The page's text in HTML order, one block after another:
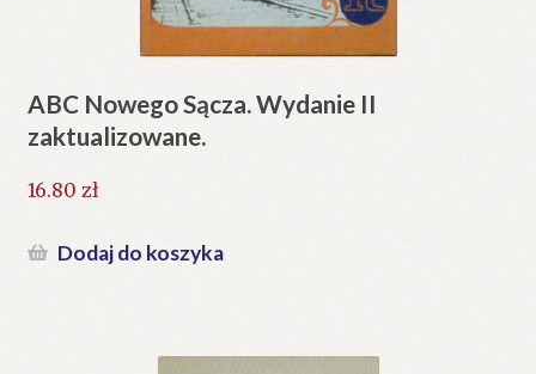
ABC Nowego Sącza. Wydanie II
zaktualizowane.
16.80 zł
Dodaj do koszyka